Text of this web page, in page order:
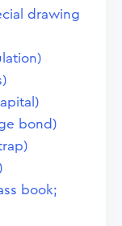
drawing
bond)
book;